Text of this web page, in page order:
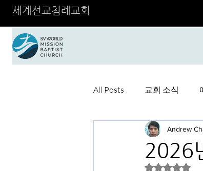
세계선교침례교회
All Posts 교회 소식
2026
Andrew
Rated NaN